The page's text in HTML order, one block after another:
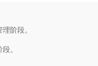
阶段。
。